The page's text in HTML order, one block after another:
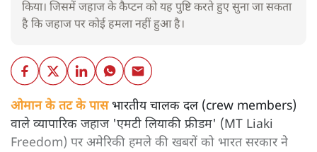
किया। जिसमें जहाज के कैप्टन को यह पुष्टि करते हुए सुना जा सकता
है कि जहाज पर कोई हमला नहीं हुआ है।
ओमान के तट के पासभारतीय चालक दल (crew members)
वाले व्यापारिक जहाज 'एमटी लियाकी फ्रीडम' (MT Liaki
Freedom) पर अमेरिकी हमले की खबरों को भारत सरकार ने